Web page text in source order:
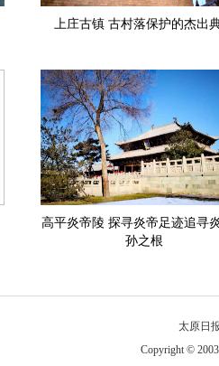
上庄古镇 古村落保护的杰出
高平炎帝陵 探寻炎帝足迹追寻
孙之根
太原日
Copyright ©